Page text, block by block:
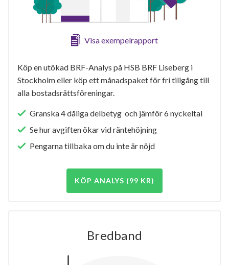
Visa exempelrapport
Köp en utökad BRF-Analys på HSB BRF Liseberg i
Stockholm eller köp ett månadspaket för fri tillgång till
alla bostadsrättsföreningar.
Granska 4 dåliga delbetyg och jämför 6 nyckeltal
Se hur avgiften ökar vid räntehöjning
Pengarna tillbaka om du inte är nöjd
KÖP ANALYS (99 KR)
Bredband